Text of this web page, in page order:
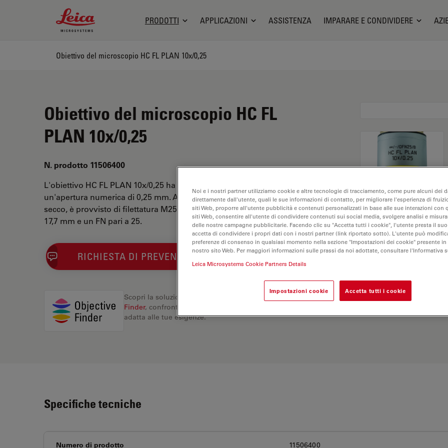
Leica Microsystems Logo
PRODOTTI APPLICAZIONI ASSISTENZA IMPARARE E CONDIVIDERE
Obiettivo del microscopio HC FL PLAN 10x/0,25
Obiettivo del microscopio HC FL
PLAN 10x/0,25
N. prodotto 11506400
L'obiettivo HC FL PLAN 10x/0,25 ha un ingrandimento di 10X e
un'apertura numerica di 0,25 mm. Adatto per l'analisi dei campioni a
secco, è provvisto di filettatura M25, con una distanza di lavoro libera di
17,7 mm e un FN pari a 25.
RICHIESTA DI PREVENTIVO
Scopri la soluzione perfetta. Esplora il nostro
Finder, confronta le alternative e trova l’opzione più
adatta alle tue esigenze.
Specifiche tecniche
Numero di prodotto 11506400
Noi e i nostri partner utilizziamo cookie e altre tecnologie di tracciamento, come pure alcuni dei
direttamente dall'utente, quali le sue informazioni di contatto, per migliorare l'esperienza di
siti Web, proporre all'utente pubblicità e contenuti personalizzati in base alle sue interazioni con
siti Web, consentire all'utente di condividere contenuti sui social media, svolgere analisi e
delle nostre campagne pubblicitarie. Facendo clic su "Accetta tutti i cookie", l'utente presta il
accetta di condividere i propri dati con i nostri partner (link riportato sotto). L'utente può
preferenze di consenso in qualsiasi momento nella sezione "Impostazioni dei cookie" presente
nostro sito Web. Per maggiori informazioni sulle prassi da noi adottate, consultare l'Informativa
Leica Microsystems Cookie Partners Details
Impostazioni cookie Accetta tutti i cookie